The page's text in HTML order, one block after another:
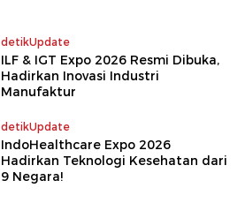
detikUpdate
ILF & IGT Expo 2026 Resmi Dibuka,
Hadirkan Inovasi Industri
Manufaktur
detikUpdate
IndoHealthcare Expo 2026
Hadirkan Teknologi Kesehatan dari
9 Negara!